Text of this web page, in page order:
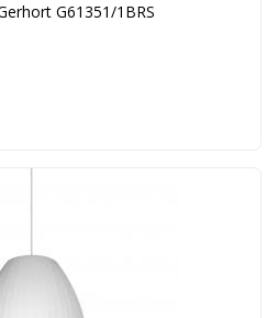
G61351/1BRS